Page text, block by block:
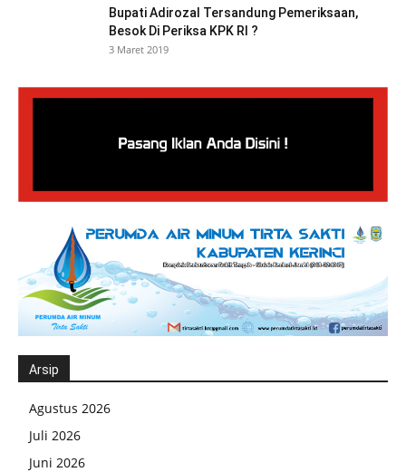
Bupati Adirozal Tersandung Pemeriksaan,
Besok Di Periksa KPK RI ?
3 Maret 2019
Arsip
Agustus 2026
Juli 2026
Juni 2026